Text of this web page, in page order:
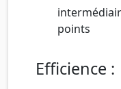
points
Efficience :